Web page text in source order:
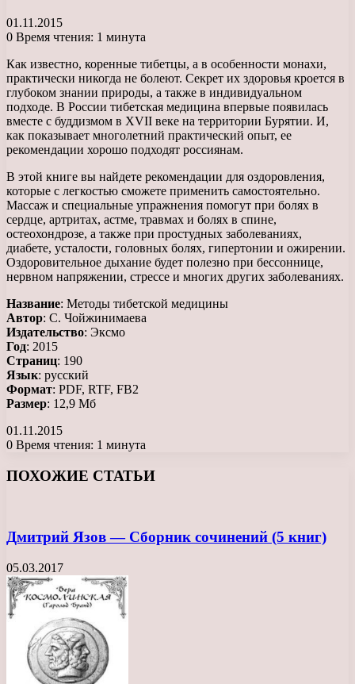
01.11.2015
0 Время чтения: 1 минута
Как известно, коренные тибетцы, а в особенности монахи,
практически никогда не болеют. Секрет их здоровья кроется в
глубоком знании природы, а также в индивидуальном
подходе. В России тибетская медицина впервые появилась
вместе с буддизмом в XVII веке на территории Бурятии. И,
как показывает многолетний практический опыт, ее
рекомендации хорошо подходят россиянам.
В этой книге вы найдете рекомендации для оздоровления,
которые с легкостью сможете применить самостоятельно.
Массаж и специальные упражнения помогут при болях в
сердце, артритах, астме, травмах и болях в спине,
остеохондрозе, а также при простудных заболеваниях,
диабете, усталости, головных болях, гипертонии и ожирении.
Оздоровительное дыхание будет полезно при бессоннице,
нервном напряжении, стрессе и многих других заболеваниях.
Название: Методы тибетской медицины
Автор: С. Чойжинимаева
Издательство: Эксмо
Год: 2015
Страниц: 190
Язык: русский
Формат: PDF, RTF, FB2
Размер: 12,9 Мб
01.11.2015
0 Время чтения: 1 минута
ПОХОЖИЕ СТАТЬИ
Дмитрий Язов — Сборник сочинений (5 книг)
05.03.2017